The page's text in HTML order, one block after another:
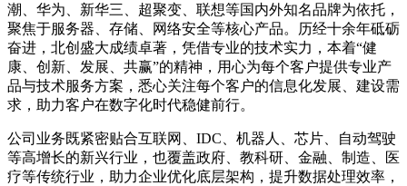
潮、华为、新华三、超聚变、联想等国内外知名品牌为依托，
聚焦于服务器、存储、网络安全等核心产品。历经十余年砥砺
奋进，北创盛大成绩卓著，凭借专业的技术实力，本着“健
康、创新、发展、共赢”的精神，用心为每个客户提供专业产
品与技术服务方案，悉心关注每个客户的信息化发展、建设需
求，助力客户在数字化时代稳健前行。
公司业务既紧密贴合互联网、IDC、机器人、芯片、自动驾驶
等高增长的新兴行业，也覆盖政府、教科研、金融、制造、医
疗等传统行业，助力企业优化底层架构，提升数据处理效率，